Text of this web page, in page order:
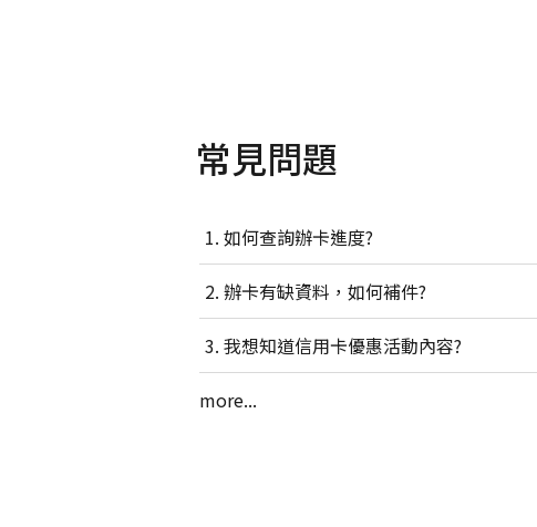
常見問題
如何查詢辦卡進度?
辦卡有缺資料，如何補件?
我想知道信用卡優惠活動內容?
more...